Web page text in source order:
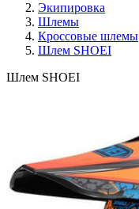
Экипировка
Шлемы
Кроссовые шлемы
Шлем SHOEI
Шлем SHOEI